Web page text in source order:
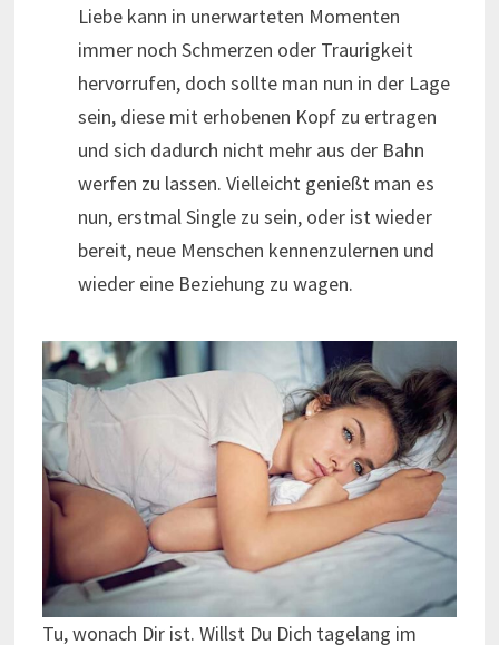
Liebe kann in unerwarteten Momenten
immer noch Schmerzen oder Traurigkeit
hervorrufen, doch sollte man nun in der Lage
sein, diese mit erhobenen Kopf zu ertragen
und sich dadurch nicht mehr aus der Bahn
werfen zu lassen. Vielleicht genießt man es
nun, erstmal Single zu sein, oder ist wieder
bereit, neue Menschen kennenzulernen und
wieder eine Beziehung zu wagen.
Tu, wonach Dir ist. Willst Du Dich tagelang im